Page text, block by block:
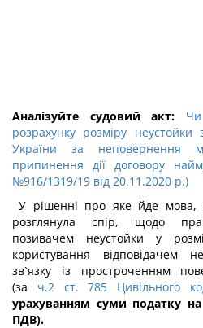
Аналізуйте судовий акт:
розрахунку розміру
України за неповернення
припинення дії договору
№916/1319/19 від 20.11.2020 р.)
У рішенні про яке йде мова,
розглянула спір, щодо
позивачем неустойки у
користування
зв`язку із простроченням
(за ч.2 ст. 785 Цивільного
урахуванням суми податку
ПДВ).